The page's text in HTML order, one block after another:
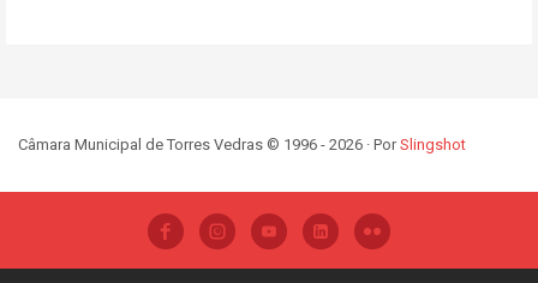
Câmara Municipal de Torres Vedras © 1996 - 2026 · PorSlingshot